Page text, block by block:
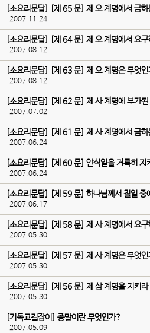
[소요리문답] [제 65 문] 제 오 계명에서 금하
2007.11.24
[소요리문답] [제 64 문] 제 오 계명에서 요
2007.08.12
[소요리문답] [제 63 문] 제 오 계명은 무엇인
2007.08.12
[소요리문답] [제 62 문] 제 사 계명에 부가된
2007.07.02
[소요리문답] [제 61 문] 제 사 계명에서 금하
2007.06.24
[소요리문답] [제 60 문] 안식일을 거룩히 지
2007.06.24
[소요리문답] [제 59 문] 하나님께서 칠일 중
2007.06.17
[소요리문답] [제 58 문] 제 사 계명에서 요
2007.05.30
[소요리문답] [제 57 문] 제 사 계명은 무엇인
2007.05.30
[소요리문답] [제 56 문] 제 삼 계명을 지키
2007.05.30
[기독교길잡이] 종말이란 무엇인가?
2007.05.09